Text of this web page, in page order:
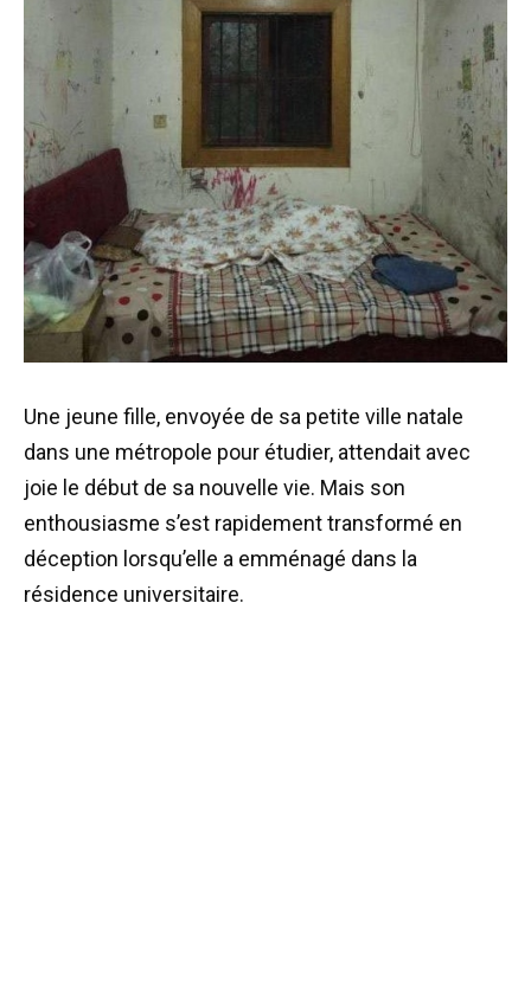
Une jeune fille, envoyée de sa petite ville natale
dans une métropole pour étudier, attendait avec
joie le début de sa nouvelle vie. Mais son
enthousiasme s’est rapidement transformé en
déception lorsqu’elle a emménagé dans la
résidence universitaire.